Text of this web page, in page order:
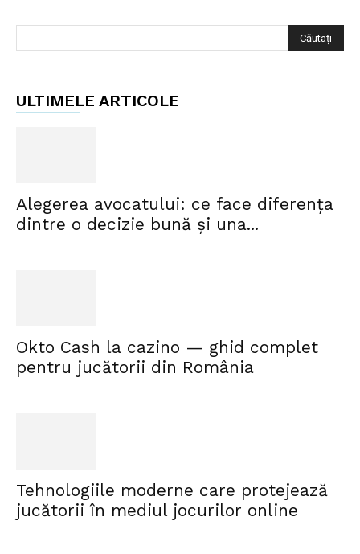
ULTIMELE ARTICOLE
Alegerea avocatului: ce face diferența
dintre o decizie bună și una...
Okto Cash la cazino — ghid complet
pentru jucătorii din România
Tehnologiile moderne care protejează
jucătorii în mediul jocurilor online